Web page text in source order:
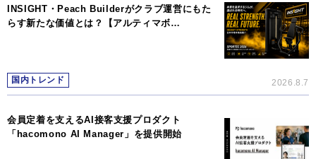
INSIGHT・Peach Builderがクラブ運営にもた
らす新たな価値とは？【アルティマボ…
国内トレンド 2026.8.7
会員定着を支えるAI接客支援プロダクト
「hacomono AI Manager」を提供開始